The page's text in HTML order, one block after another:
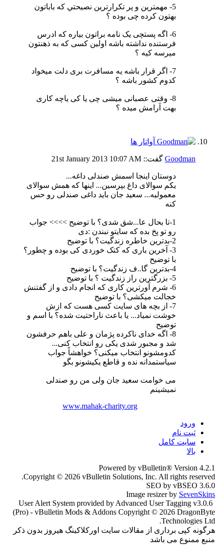
5- مهمترين و پر تكرارترين نصيحتي كه باباتون
بهتون كرده چی بوده ؟
6- اگه پستچی یک نامه براتون بیاره که ادرس
فرستنده نداشته باشه اولین کسی که به ذهنتون
میرسه کیه ؟
7- اگر قرار باشه یه مسافرت بری دلت میخواد
کدوم کشور باشه ؟
8- وقتی عصبانی میشی چی یا کی یاچه کاری
بهت آرامش میده ؟
Goodman گفت:: 21st January 2013 10:07 AM
دوستان اینجا اسمش صندلی داغه...
یکم سوالای داغ بپرسین... اینها که همش سوالای
معمولیه... سعید جان باید داغی صندلی رو حس
کنه
1-تا بحال عا...شق شدی؟ با توضیح >>>> جواب
رو تو پخ بده که سایتو نبندن :دی
2-بدترین خاطره زندگیت؟ با توضیح
3- آخرین باری که کتک خوردی کی بوده و چطور؟
با توضیح
4-بدترین گا..ف زندگیت؟ با توضیح
5- بزرگترین راز زندگیت ؟ با توضیح
6- شرم آورترین کاری که انجام دادی و از گفتنش
خجالت میکشی؟ با توضیح
7- از بچه های سایت کسی هست که ازش
خوشت نمیاد... یا باعث ناراحتیت شده؟ با اسم و
توضیح
8- اگه خدای ناکرده پژمان و علی باهم حرفشون
شد و مجبور شدی یکی رو انتخاب کنی...
کدومشونو انتخاب میکنی؟ خواهشاً جواب
سیاستمدانه نده و قاطع یکیشونو بگو
می خوامت سعید جان ولی من رو صندلی
نمیشینم
www.mahak-charity.org
ورود
ثبت نام
سایت کامل
بالا
Powered by vBulletin® Version 4.2.1
Copyright © 2026 vBulletin Solutions, Inc. All rights reserved.
SEO by vBSEO 3.6.0
Image resizer by SevenSkins
User Alert System provided by Advanced User Tagging v3.0.6
(Pro) - vBulletin Mods & Addons Copyright © 2026 DragonByte
Technologies Ltd.
هرگونه کپی برداری از مقالات سایت اورکلاکینگ هیروز بدون ذکر
منبع ممنوع می باشد